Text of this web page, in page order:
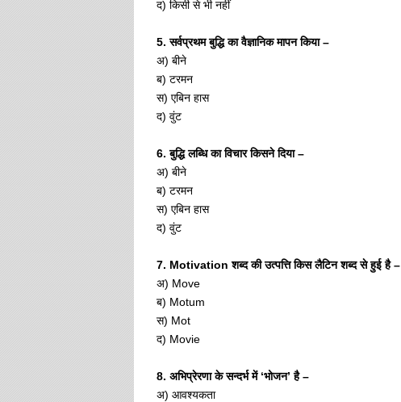
द) किसी से भी नहीं
5. सर्वप्रथम बुद्धि का वैज्ञानिक मापन किया –
अ) बीने
ब) टरमन
स) एबिन हास
द) वुंट
6. बुद्धि लब्धि का विचार किसने दिया –
अ) बीने
ब) टरमन
स) एबिन हास
द) वुंट
7. Motivation शब्द की उत्पत्ति किस लैटिन शब्द से हुई है –
अ) Move
ब) Motum
स) Mot
द) Movie
8. अभिप्रेरणा के सन्दर्भ में ‘भोजन’ है –
अ) आवश्यकता